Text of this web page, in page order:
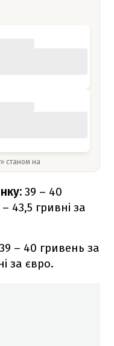
станом на
39 – 40
43,5 гривні за
– 40 гривень за
за євро.